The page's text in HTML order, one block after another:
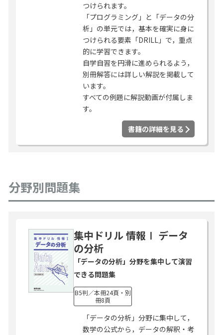
つけられます。
「プログラミング」と「データの分
析」の単元では，基本を確実に身に
つけられる要素「DRILL」で，重点
的に学習できます。
自学自習を円滑に進められるよう，
別冊解答には詳しい解説を掲載して
います。
すべての例題に解説動画が付属しま
す。
書籍の詳細を見る
分野別問題集
集中ドリル 情報Ⅰ データ
の分析
「データの分析」分野を集中して演習
できる問題集
B5判／本冊24頁・別
冊8頁
「データの分析」分野に集中して，
数学の公式から，データの解釈・考